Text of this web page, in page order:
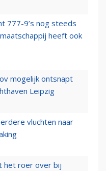
777-9’s nog steeds
heeft ook
mogelijk ontsnapt
Leipzig
vluchten naar
het roer over bij